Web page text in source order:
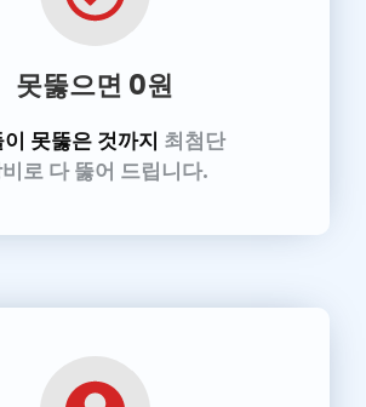
못뚫으면 0원
이 못뚫은 것까지 최첨단
로 다 뚫어 드립니다.